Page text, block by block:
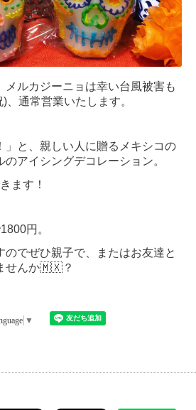
メルカジーニョは幸い台風被害も
、通常営業いたします。
」と、親しい人に贈るメキシコの
アイシングデコレーション。
ます！
円。
のでぜひ親子で、またはお友達と
せんか🇲🇽？
▼